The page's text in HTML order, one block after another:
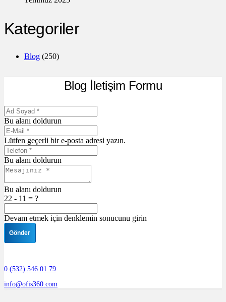
Kategoriler
Blog (250)
Blog İletişim Formu
Bu alanı doldurun
Lütfen geçerli bir e-posta adresi yazın.
Bu alanı doldurun
Bu alanı doldurun
22 - 11 = ?
Devam etmek için denklemin sonucunu girin
Gönder
0 (532) 546 01 79
info@ofis360.com